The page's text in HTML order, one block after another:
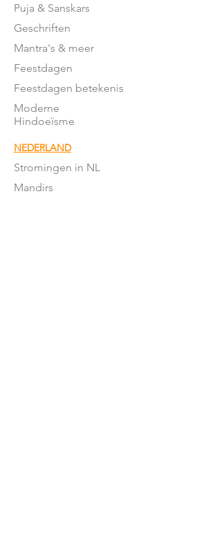
Puja & Sanskars
Geschriften
Mantra's & meer
Feestdagen
Feestdagen betekenis
Moderne
Hindoeïsme
NEDERLAND
Stromingen in NL
Mandirs